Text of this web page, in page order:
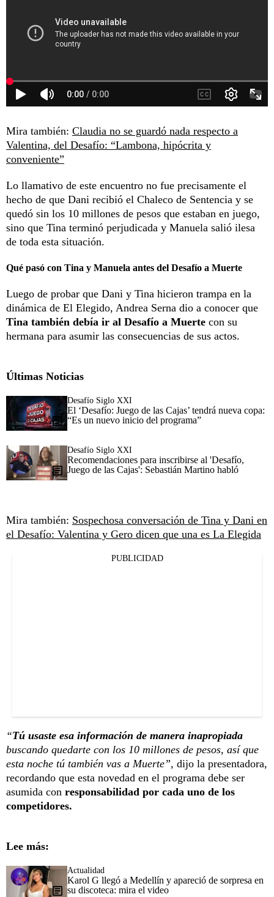
Mira también: Claudia no se guardó nada respecto a
Valentina, del Desafío: “Lambona, hipócrita y
conveniente”
Lo llamativo de este encuentro no fue precisamente el
hecho de que Dani recibió el Chaleco de Sentencia y se
quedó sin los 10 millones de pesos que estaban en juego,
sino que Tina terminó perjudicada y Manuela salió ilesa
de toda esta situación.
Qué pasó con Tina y Manuela antes del Desafío a Muerte
Luego de probar que Dani y Tina hicieron trampa en la
dinámica de El Elegido, Andrea Serna dio a conocer que
Tina también debía ir al Desafío a Muerte con su
hermana para asumir las consecuencias de sus actos.
Últimas Noticias
Desafío Siglo XXI
El ‘Desafío: Juego de las Cajas’ tendrá nueva copa:
“Es un nuevo inicio del programa”
Desafío Siglo XXI
Recomendaciones para inscribirse al 'Desafío,
Juego de las Cajas': Sebastián Martino habló
Mira también: Sospechosa conversación de Tina y Dani en
el Desafío: Valentina y Gero dicen que una es La Elegida
PUBLICIDAD
“Tú usaste esa información de manera inapropiada
buscando quedarte con los 10 millones de pesos, así que
esta noche tú también vas a Muerte”, dijo la presentadora,
recordando que esta novedad en el programa debe ser
asumida con responsabilidad por cada uno de los
competidores.
Lee más:
Actualidad
Karol G llegó a Medellín y apareció de sorpresa en
su discoteca: mira el video